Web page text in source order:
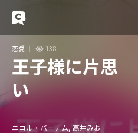
恋愛 138
王子様に片思
い
ニコル・バーナム, 高井みお